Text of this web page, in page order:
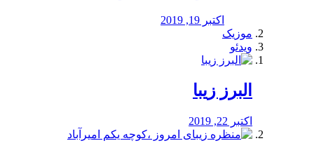
اکتبر 19, 2019
موزیک
ویدئو
البرز زیبا
اکتبر 22, 2019